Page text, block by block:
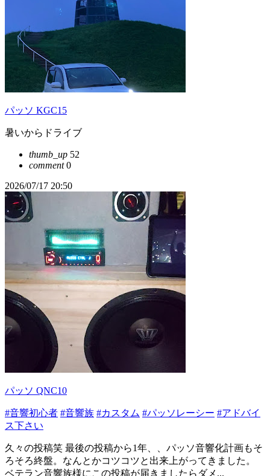
パッソ KGC15
暑いからドライブ
thumb_up 52
comment0
2026/07/17 20:50
パッソ QNC10
#音響初心者 #音響族 #カスタム #パッソレーシー #アドバイ
ス下さい
久々の投稿笑 最後の投稿から1年、、パッソ音響化計画もそ
ろそろ終盤。なんとかコツコツと出来上がってきました。
ベテラン音響族様にこの投稿が届きましたらダメ...